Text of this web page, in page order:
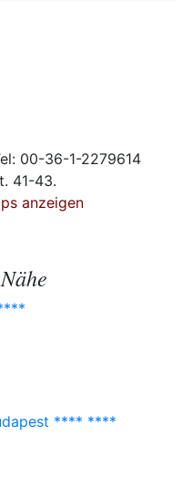
00-36-1-2279614
41-43.
anzeigen
**** ****